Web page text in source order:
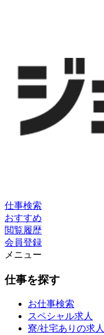
仕事検索
おすすめ
閲覧履歴
会員登録
メニュー
仕事を探す
お仕事検索
スペシャル求人
寮/社宅ありの求人